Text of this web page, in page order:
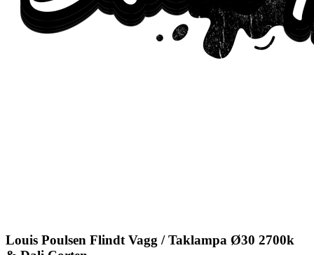
Louis Poulsen Flindt Vagg / Taklampa Ø30 2700k